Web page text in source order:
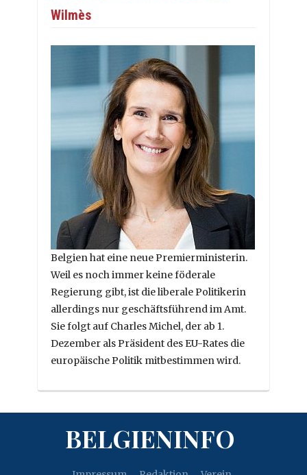
Wilmès
Belgien hat eine neue Premierministerin.
Weil es noch immer keine föderale
Regierung gibt, ist die liberale Politikerin
allerdings nur geschäftsführend im Amt.
Sie folgt auf Charles Michel, der ab 1.
Dezember als Präsident des EU-Rates die
europäische Politik mitbestimmen wird.
BELGIENINFO